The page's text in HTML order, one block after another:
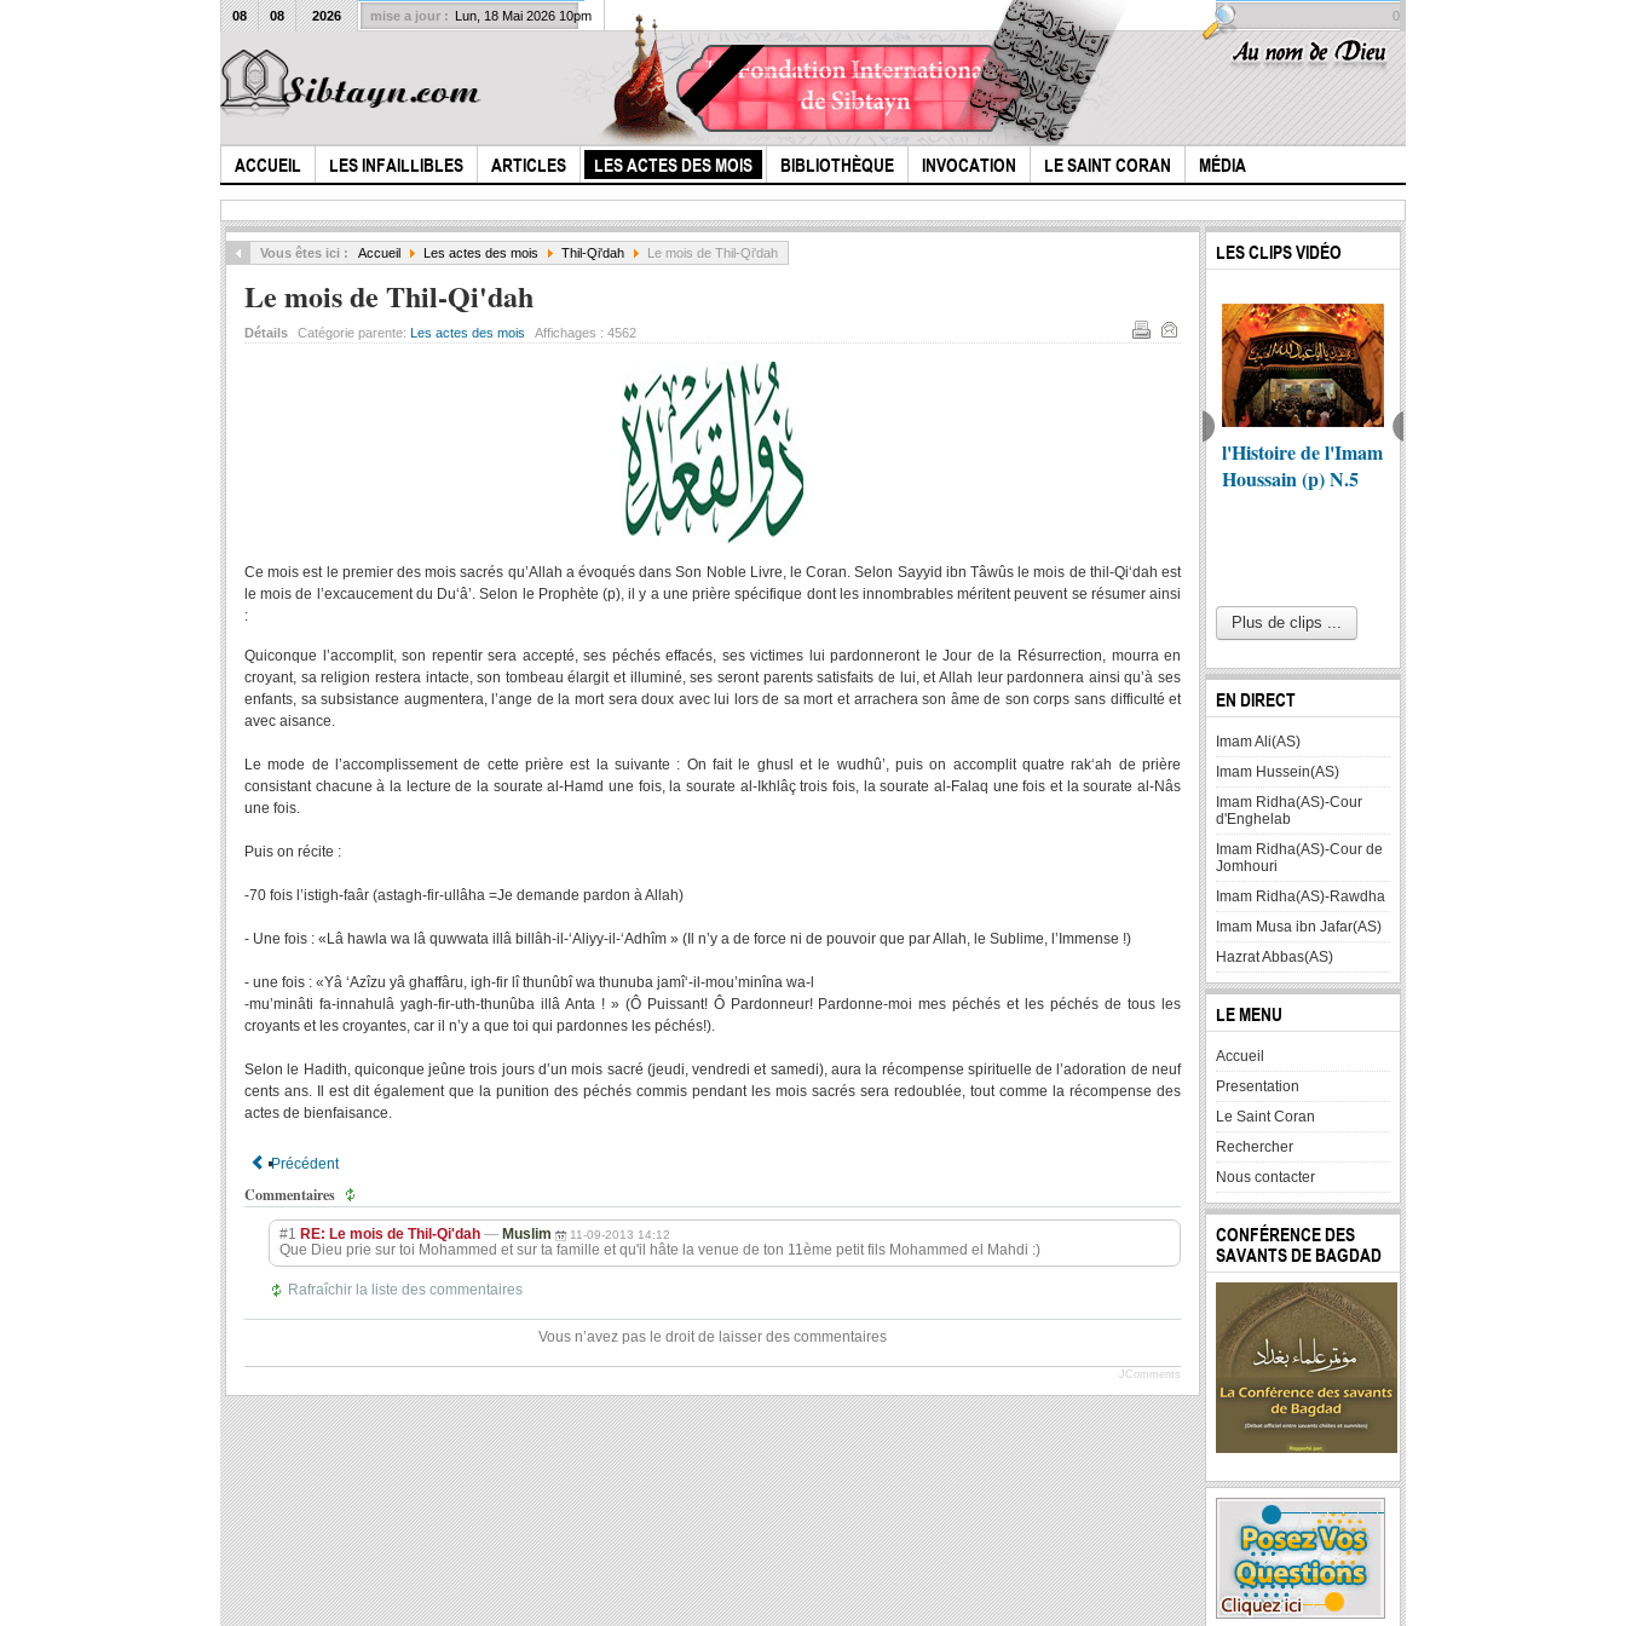
ACCUEIL LES INFAILLIBLES ARTICLES LES ACTES DES MOIS BIBLIOTHÈQUE INVOCATION LE SAINT CORAN MÉDIA
08 08 2026 mise a jour : Lun, 18 Mai 2026 10pm 0
Vous êtes ici : Accueil Les actes des mois Thil-Qi'dah Le mois de Thil-Qi'dah
Le mois de Thil-Qi'dah
Détails Catégorie parente: Les actes des mois Affichages : 4562
Ce mois est le premier des mois sacrés qu’Allah a évoqués dans Son Noble Livre, le Coran. Selon Sayyid ibn Tâwûs le mois de thil-Qi‘dah est
le mois de l’excaucement du Du‘â’. Selon le Prophète (p), il y a une prière spécifique dont les innombrables méritent peuvent se résumer ainsi
:
Quiconque l’accomplit, son repentir sera accepté, ses péchés effacés, ses victimes lui pardonneront le Jour de la Résurrection, mourra en
croyant, sa religion restera intacte, son tombeau élargit et illuminé, ses seront parents satisfaits de lui, et Allah leur pardonnera ainsi qu’à ses
enfants, sa subsistance augmentera, l’ange de la mort sera doux avec lui lors de sa mort et arrachera son âme de son corps sans difficulté et
avec aisance.
Le mode de l’accomplissement de cette prière est la suivante : On fait le ghusl et le wudhû’, puis on accomplit quatre rak‘ah de prière
consistant chacune à la lecture de la sourate al-Hamd une fois, la sourate al-Ikhlâç trois fois, la sourate al-Falaq une fois et la sourate al-Nâs
une fois.
Puis on récite :
-70 fois l’istigh-faâr (astagh-fir-ullâha =Je demande pardon à Allah)
- Une fois : «Lâ hawla wa lâ quwwata illâ billâh-il-‘Aliyy-il-‘Adhîm » (Il n’y a de force ni de pouvoir que par Allah, le Sublime, l’Immense !)
- une fois : «Yâ ‘Azîzu yâ ghaffâru, igh-fir lî thunûbî wa thunuba jamî‘-il-mou’minîna wa-l
-mu’minâti fa-innahulâ yagh-fir-uth-thunûba illâ Anta ! » (Ô Puissant! Ô Pardonneur! Pardonne-moi mes péchés et les péchés de tous les
croyants et les croyantes, car il n’y a que toi qui pardonnes les péchés!).
Selon le Hadith, quiconque jeûne trois jours d’un mois sacré (jeudi, vendredi et samedi), aura la récompense spirituelle de l’adoration de neuf
cents ans. Il est dit également que la punition des péchés commis pendant les mois sacrés sera redoublée, tout comme la récompense des
actes de bienfaisance.
Précédent
Commentaires
#1 RE: Le mois de Thil-Qi'dah — Muslim 11-09-2013 14:12
Que Dieu prie sur toi Mohammed et sur ta famille et qu'il hâte la venue de ton 11ème petit fils Mohammed el Mahdi :)
Rafraîchir la liste des commentaires
Vous n’avez pas le droit de laisser des commentaires
JComments
LES CLIPS VIDÉO
l'Histoire de l'Imam
Houssain (p) N.5
L’évangile de
Barnabé , vieille de
1500 ans, qui
annonce la...
Plus de clips ...
EN DIRECT
Imam Ali(AS)
Imam Hussein(AS)
Imam Ridha(AS)-Cour
d'Enghelab
Imam Ridha(AS)-Cour de
Jomhouri
Imam Ridha(AS)-Rawdha
Imam Musa ibn Jafar(AS)
Hazrat Abbas(AS)
LE MENU
Accueil
Presentation
Le Saint Coran
Rechercher
Nous contacter
CONFÉRENCE DES
SAVANTS DE BAGDAD